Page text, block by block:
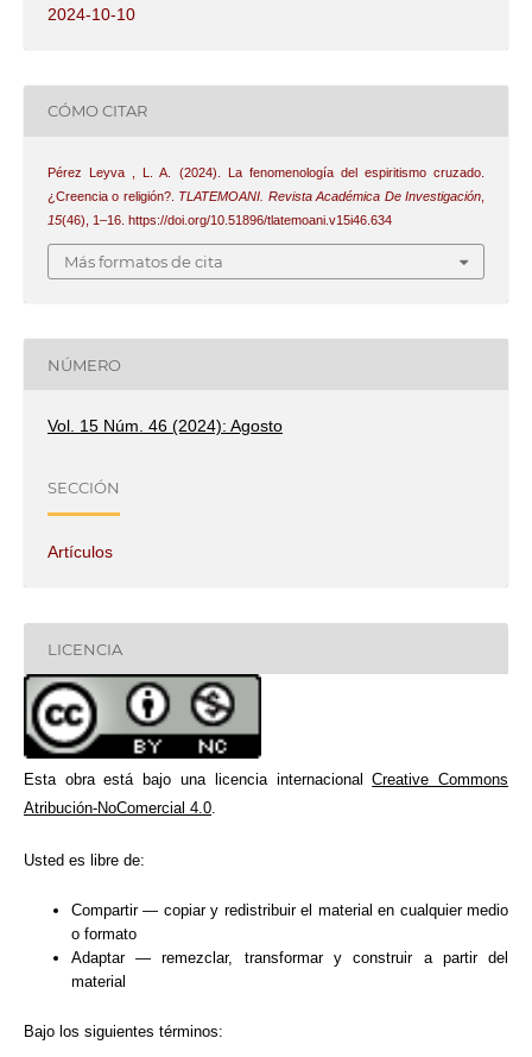
2024-10-10
CÓMO CITAR
Pérez Leyva , L. A. (2024). La fenomenología del espiritismo cruzado.
¿Creencia o religión?. TLATEMOANI. Revista Académica De Investigación
15(46), 1–16. https://doi.org/10.51896/tlatemoani.v15i46.634
Más formatos de cita
NÚMERO
Vol. 15 Núm. 46 (2024): Agosto
SECCIÓN
Artículos
LICENCIA
Esta obra está bajo una licencia internacionalCreative Commons
Atribución-NoComercial 4.0.
Usted es libre de:
Compartir — copiar y redistribuir el material en cualquier medio
o formato
Adaptar — remezclar, transformar y construir a partir del
material
Bajo los siguientes términos: